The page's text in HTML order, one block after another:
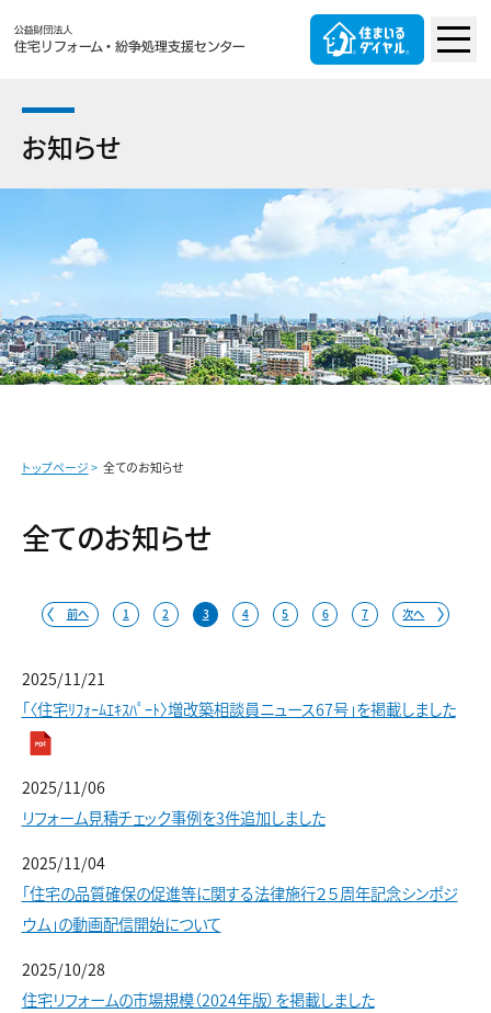
お知らせ
トップページ 全てのお知らせ
全てのお知らせ
前へ 1 2 3 4 5 6 7 次へ
2025/11/21
「〈住宅ﾘﾌｫｰﾑｴｷｽﾊﾟｰﾄ〉増改築相談員ニュース67号」を掲載しました
2025/11/06
リフォーム見積チェック事例を3件追加しました
2025/11/04
「住宅の品質確保の促進等に関する法律施行２５周年記念シンポジ
ウム」の動画配信開始について
2025/10/28
住宅リフォームの市場規模（2024年版）を掲載しました